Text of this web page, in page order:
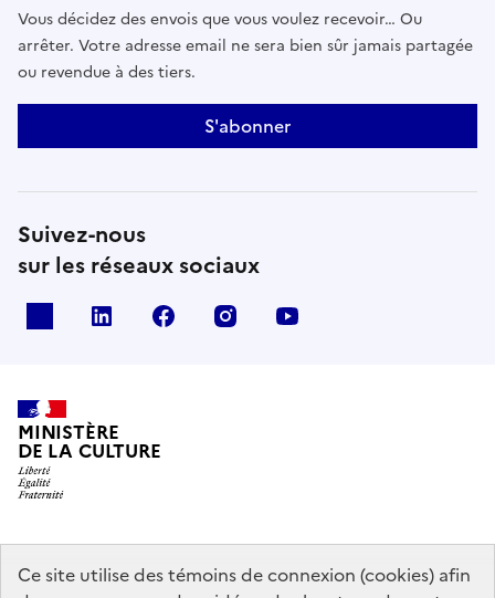
Ce site utilise des témoins de connexion (cookies) afin
Vous décidez des envois que vous voulez recevoir… Ou
arrêter. Votre adresse email ne sera bien sûr jamais partagée
ou revendue à des tiers.
S'abonner
Suivez-nous
sur les réseaux sociaux
linkedin facebook instagram
MINISTÈRE
DE LA CULTURE
data.gouv.fr legifrance.gouv.fr info.gouv.fr